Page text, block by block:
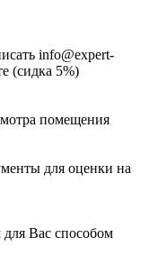
info@expert-
(сидка 5%)
помещения
для оценки на
Вас способом